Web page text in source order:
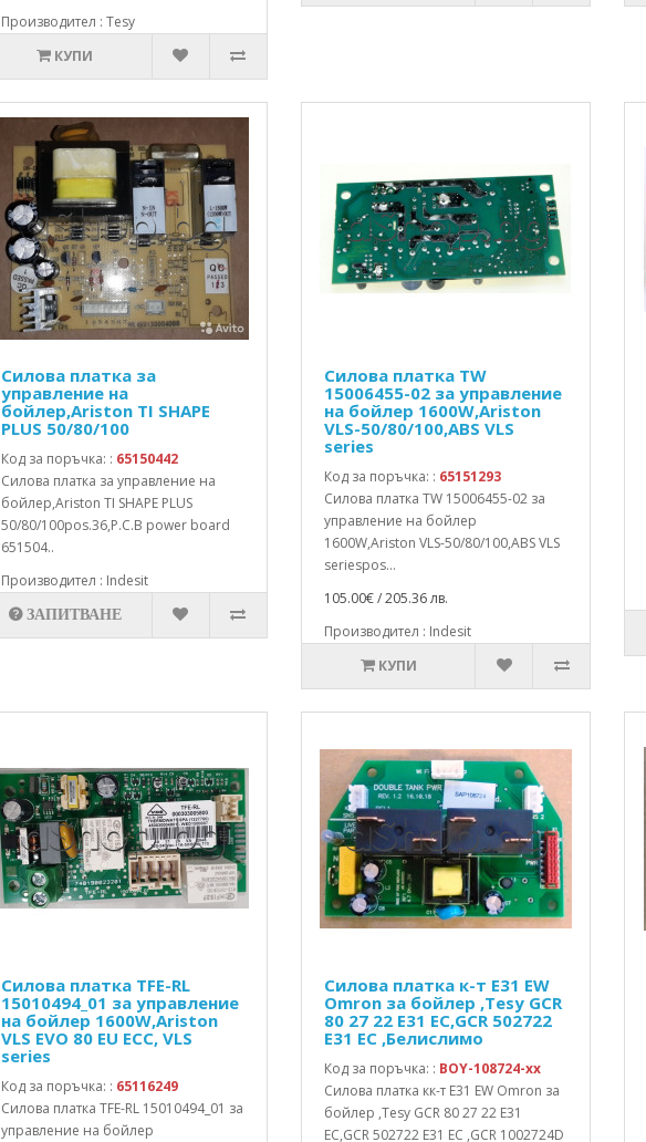
Производител : Tesy
КУПИ
Силова платка за
управление на
бойлер,Ariston TI SHAPE
PLUS 50/80/100
Код за поръчка: : 65150442
Силова платка за управление на
бойлер,Ariston TI SHAPE PLUS
50/80/100pos.36,P.C.B power board
651504..
Производител : Indesit
ЗАПИТВАНЕ
Силова платка TW
15006455-02 за управление
на бойлер 1600W,Ariston
VLS-50/80/100,ABS VLS
series
Код за поръчка: : 65151293
Силова платка TW 15006455-02 за
управление на бойлер
1600W,Ariston VLS-50/80/100,ABS VLS
seriespos...
105.00€ / 205.36 лв.
Производител : Indesit
КУПИ
Силова платка TFE-RL
15010494_01 за управление
на бойлер 1600W,Ariston
VLS EVO 80 EU ECC, VLS
series
Код за поръчка: : 65116249
Силова платка TFE-RL 15010494_01 за
управление на бойлер
Силова платка к-т E31 EW
Omron за бойлер ,Tesy GCR
80 27 22 E31 EC,GCR 502722
E31 EC ,Белислимо
Код за поръчка: : BOY-108724-xx
Силова платка кк-т E31 EW Omron за
бойлер ,Tesy GCR 80 27 22 E31
EC,GCR 502722 E31 EC ,GCR 1002724D